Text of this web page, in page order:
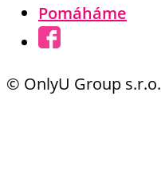
Pomáháme
© OnlyU Group s.r.o.